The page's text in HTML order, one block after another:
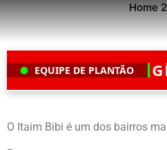
Home 2
EQUIPE DE PLANTÃO
CHEGAMOS EM
O Itaim Bibi é um dos bairros